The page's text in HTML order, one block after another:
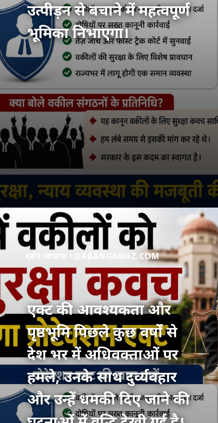
उत्पीड़न से बचाने में महत्वपूर्ण
भूमिका निभाएगा।
दबंग आवाज़ • DABANGAWAZ.COM
एक्ट की आवश्यकता और
पृष्ठभूमि पिछले कुछ वर्षों से
देश भर में अधिवक्ताओं पर
हमले, उनके साथ दुर्व्यवहार
और उन्हें धमकी दिए जाने की